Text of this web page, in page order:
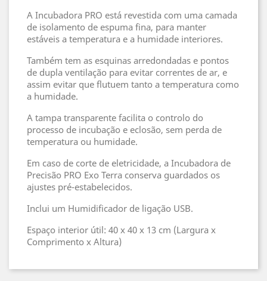
A Incubadora PRO está revestida com uma camada
de isolamento de espuma fina, para manter
estáveis a temperatura e a humidade interiores.
Também tem as esquinas arredondadas e pontos
de dupla ventilação para evitar correntes de ar, e
assim evitar que flutuem tanto a temperatura como
a humidade.
A tampa transparente facilita o controlo do
processo de incubação e eclosão, sem perda de
temperatura ou humidade.
Em caso de corte de eletricidade, a Incubadora de
Precisão PRO Exo Terra conserva guardados os
ajustes pré-estabelecidos.
Inclui um Humidificador de ligação USB.
Espaço interior útil: 40 x 40 x 13 cm (Largura x
Comprimento x Altura)